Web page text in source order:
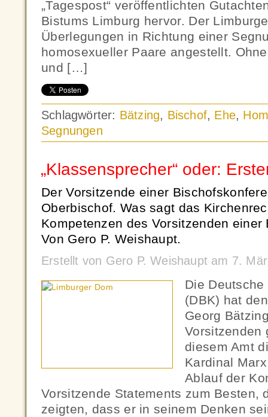
„Tagespost“ veröffentlichten
Bistums Limburg hervor. Der
Überlegungen in Richtung einer
homosexueller Paare angestellt.
und […]
Schlagwörter: Bätzing, Bischof, Ehe,
Segnungen
„Klassensprecher“ oder:
Der Vorsitzende einer
Oberbischof. Was sagt das
Kompetenzen des Vorsitzenden
Von Gero P. Weishaupt.
Erstellt von Gero P. Weishaupt am 7.
Die
(DBK) hat
Georg
Vorsitzenden
diesem Amt
Kardinal
Ablauf der
Vorsitzende Statements zum Besten,
zeigten, dass er in seinem Denken